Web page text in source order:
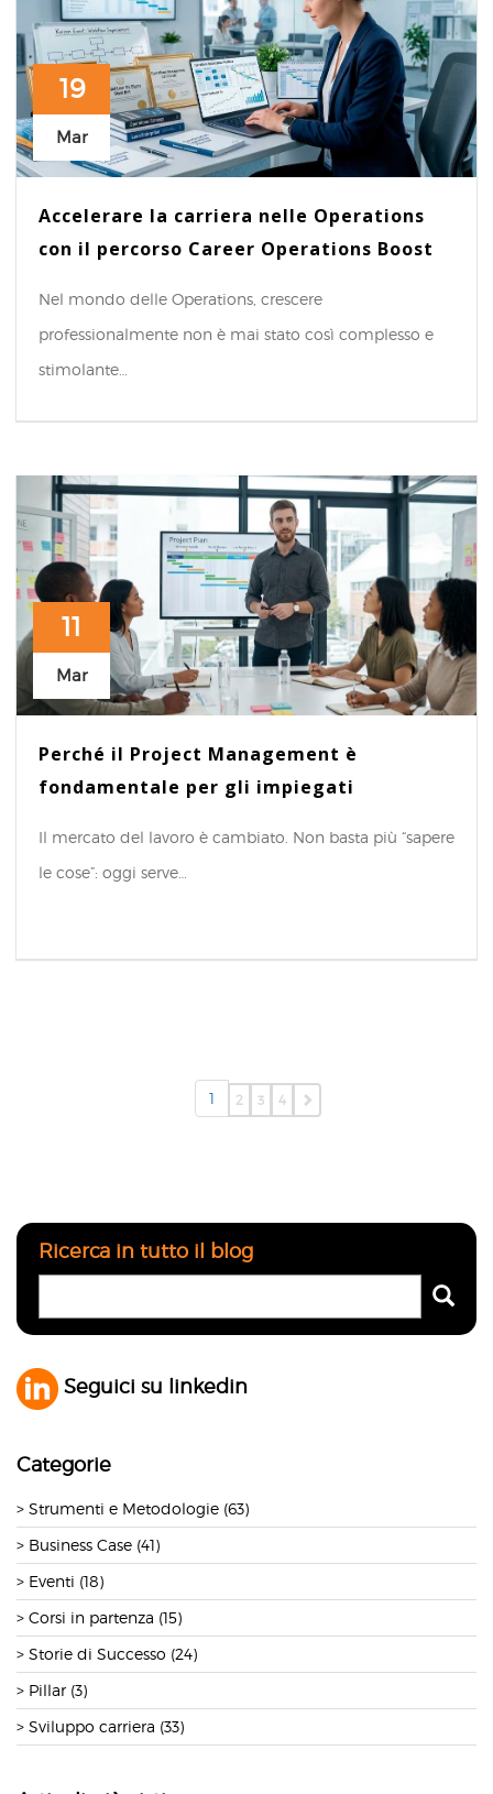
19
Mar
Accelerare la carriera nelle Operations
con il percorso Career Operations Boost
Nel mondo delle Operations, crescere
professionalmente non è mai stato così complesso e
stimolante…
11
Mar
Perché il Project Management è
fondamentale per gli impiegati
Il mercato del lavoro è cambiato. Non basta più “sapere
le cose”: oggi serve…
1 2 3 4
Ricerca in tutto il blog
Seguici su linkedin
Categorie
Strumenti e Metodologie (63)
Business Case (41)
Eventi (18)
Corsi in partenza (15)
Storie di Successo (24)
Pillar (3)
Sviluppo carriera (33)